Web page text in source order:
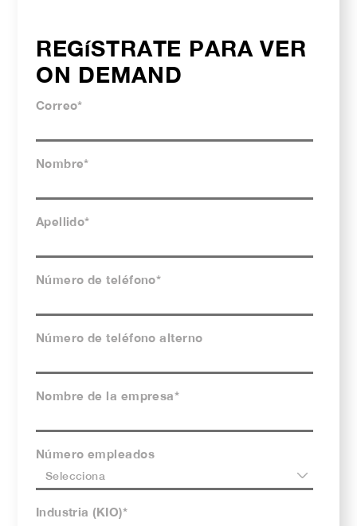
REGíSTRATE PARA VER
ON DEMAND
Correo*
Nombre*
Apellido*
Número de teléfono*
Número de teléfono alterno
Nombre de la empresa*
Número empleados
Industria (KIO)*